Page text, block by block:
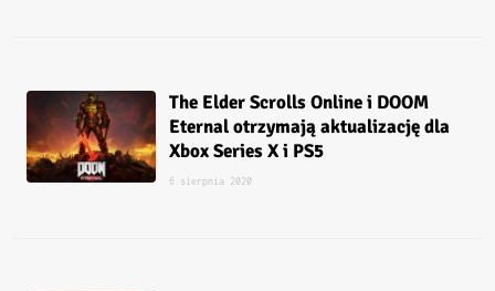
The Elder Scrolls Online i DOOM
Eternal otrzymają aktualizację dla
Xbox Series X i PS5
6 sierpnia 2020